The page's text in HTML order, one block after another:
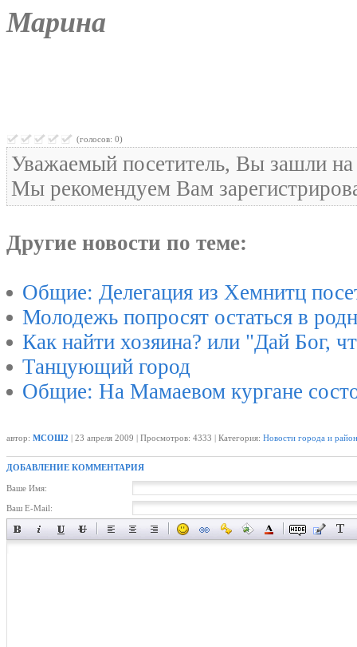
Марина
(голосов: 0)
Уважаемый посетитель, Вы зашли на
Мы рекомендуем Вам
Другие новости по теме:
Общие: Делегация из Хемнитц
Молодежь попросят остаться в
Как найти хозяина? или "Дай Бог,
Танцующий город
Общие: На Мамаевом кургане
автор: МСОШ2 | 23 апреля 2009 | Просмотров: 4333 | Категория: Новости города и
ДОБАВЛЕНИЕ КОММЕНТАРИЯ
Ваше Имя:
Ваш E-Mail: